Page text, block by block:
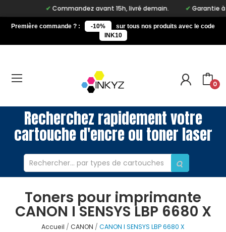
Commandez avant 15h, livré demain. Garantie à
Première commande ? : -10%
sur tous nos produits avec le code
INK10
0
Recherchez rapidement votre
cartouche d'encre ou toner laser
Toners pour imprimante
CANON I SENSYS LBP 6680 X
Accueil CANON CANON I SENSYS LBP 6680 X